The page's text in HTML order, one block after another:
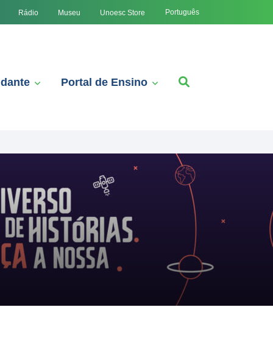
Rádio Museu Unoesc Store Português
Portal de Ensino